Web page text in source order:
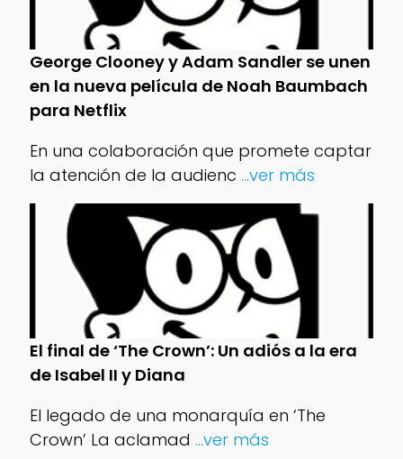
George Clooney y Adam Sandler se unen
en la nueva película de Noah Baumbach
para Netflix
En una colaboración que promete captar
la atención de la audienc ...ver más
El final de ‘The Crown’: Un adiós a la era
de Isabel II y Diana
El legado de una monarquía en ‘The
Crown’ La aclamad ...ver más